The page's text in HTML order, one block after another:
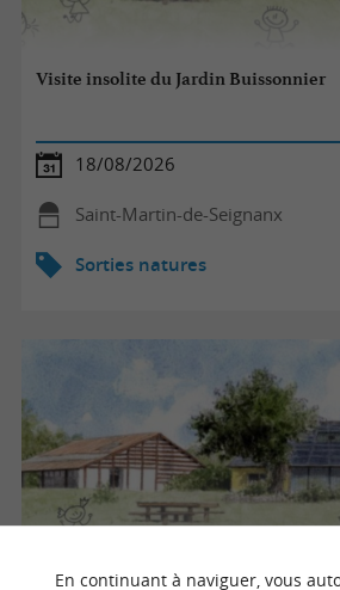
Visite insolite du Jardin Buissonnier
18/08/2026
Saint-Martin-de-Seignanx
Sorties natures
En continuant à naviguer, vous